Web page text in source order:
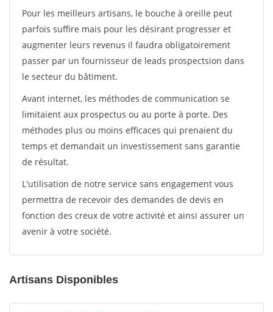
Pour les meilleurs artisans, le bouche à oreille peut
parfois suffire mais pour les désirant progresser et
augmenter leurs revenus il faudra obligatoirement
passer par un fournisseur de leads prospectsion dans
le secteur du bâtiment.
Avant internet, les méthodes de communication se
limitaient aux prospectus ou au porte à porte. Des
méthodes plus ou moins efficaces qui prenaient du
temps et demandait un investissement sans garantie
de résultat.
L'utilisation de notre service sans engagement vous
permettra de recevoir des demandes de devis en
fonction des creux de votre activité et ainsi assurer un
avenir à votre société.
Artisans Disponibles